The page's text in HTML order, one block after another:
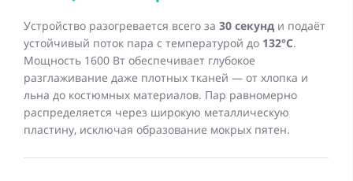
Устройство разогревается всего за 30 секунд и подаёт
устойчивый поток пара с температурой до 132°C.
Мощность 1600 Вт обеспечивает глубокое
разглаживание даже плотных тканей — от хлопка и
льна до костюмных материалов. Пар равномерно
распределяется через широкую металлическую
пластину, исключая образование мокрых пятен.